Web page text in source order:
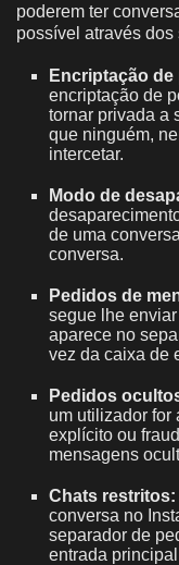
poderem ter
possível através
Encriptação
encriptação de
tornar privada a
que ninguém,
intercetar.
Modo de
de uma
conversa.
Pedidos de
segue lhe
aparece no
vez da caixa de
Pedidos
um utilizador for
explícito ou
mensagens
Chats restritos:
conversa no
separador de
entrada